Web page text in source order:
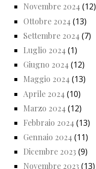
Novembre 2024 (12)
Ottobre 2024 (13)
Settembre 2024 (7)
Luglio 2024 (1)
Giugno 2024 (12)
Maggio 2024 (13)
Aprile 2024 (10)
Marzo 2024 (12)
Febbraio 2024 (13)
Gennaio 2024 (11)
Dicembre 2023 (9)
Novembre 2023 (13)